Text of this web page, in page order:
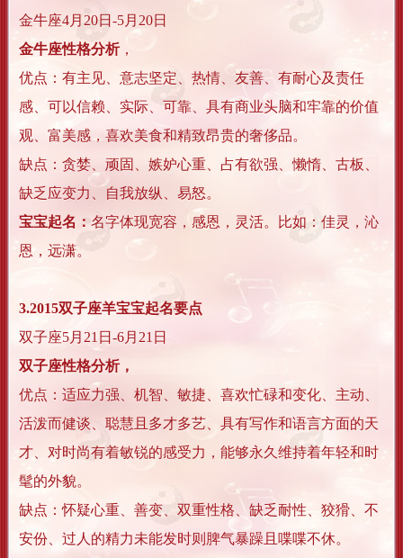
金牛座4月20日-5月20日
金牛座性格分析，
优点：有主见、意志坚定、热情、友善、有耐心及责任
感、可以信赖、实际、可靠、具有商业头脑和牢靠的价值
观、富美感，喜欢美食和精致昂贵的奢侈品。
缺点：贪婪、顽固、嫉妒心重、占有欲强、懒惰、古板、
缺乏应变力、自我放纵、易怒。
宝宝起名： 名字体现宽容，感恩，灵活。比如：佳灵，沁
恩，远潇。
3.2015双子座羊宝宝起名要点
双子座5月21日-6月21日
双子座性格分析，
优点：适应力强、机智、敏捷、喜欢忙碌和变化、主动、
活泼而健谈、聪慧且多才多艺、具有写作和语言方面的天
才、对时尚有着敏锐的感受力，能够永久维持着年轻和时
髦的外貌。
缺点：怀疑心重、善变、双重性格、缺乏耐性、狡猾、不
安份、过人的精力未能发时则脾气暴躁且喋喋不休。